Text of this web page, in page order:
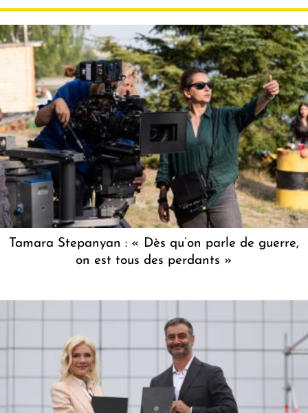
Tamara Stepanyan : « Dès qu’on parle de guerre,
on est tous des perdants »